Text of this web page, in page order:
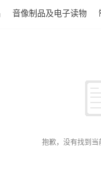
音像制品及电子读物
抱歉，没有找到